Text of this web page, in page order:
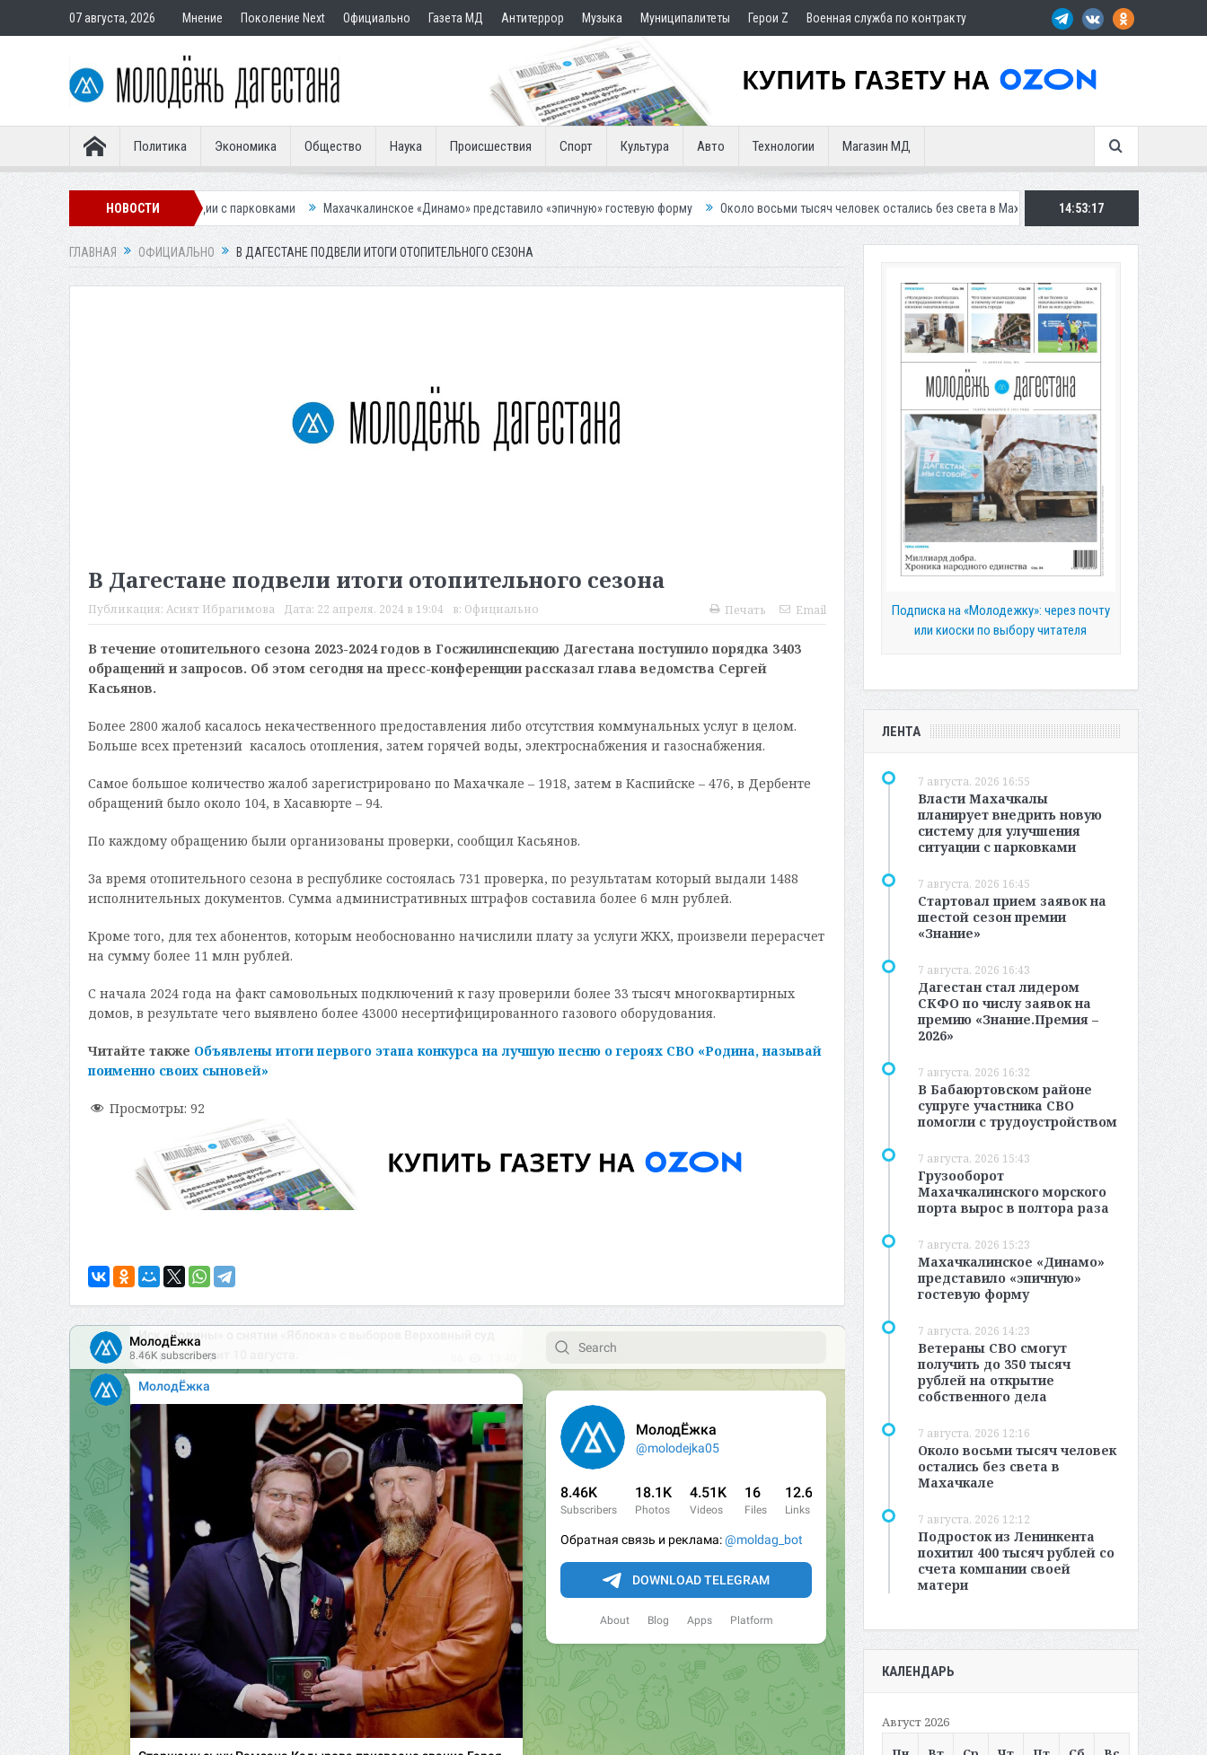
07 августа, 2026 Мнение Поколение Next Официально Газета МД Антитеррор Музыка Муниципалитеты Герои Z Военная служба по контракту
Политика Экономика Общество Наука Происшествия Спорт Культура Авто Технологии Магазин МД
НОВОСТИ
улучшения ситуации с парковками Махачкалинское «Динамо» представило «эпичную» гостевую форму Около восьми тысяч человек остались без света в Махачкале В Дербенте застройщик осужден за
14:53:18
ГЛАВНАЯ ОФИЦИАЛЬНО В ДАГЕСТАНЕ ПОДВЕЛИ ИТОГИ ОТОПИТЕЛЬНОГО СЕЗОНА
В Дагестане подвели итоги отопительного сезона
Публикация: Асият Ибрагимова Дата: 22 апреля, 2024 в 19:04 в: Официально Печать Email
В течение отопительного сезона 2023-2024 годов в Госжилинспекцию Дагестана поступило порядка 3403
обращений и запросов. Об этом сегодня на пресс-конференции рассказал глава ведомства Сергей
Касьянов.
Более 2800 жалоб касалось некачественного предоставления либо отсутствия коммунальных услуг в целом.
Больше всех претензий касалось отопления, затем горячей воды, электроснабжения и газоснабжения.
Самое большое количество жалоб зарегистрировано по Махачкале – 1918, затем в Каспийске – 476, в Дербенте
обращений было около 104, в Хасавюрте – 94.
По каждому обращению были организованы проверки, сообщил Касьянов.
За время отопительного сезона в республике состоялась 731 проверка, по результатам который выдали 1488
исполнительных документов. Сумма административных штрафов составила более 6 млн рублей.
Кроме того, для тех абонентов, которым необоснованно начислили плату за услуги ЖКХ, произвели перерасчет
на сумму более 11 млн рублей.
С начала 2024 года на факт самовольных подключений к газу проверили более 33 тысяч многоквартирных
домов, в результате чего выявлено более 43000 несертифицированного газового оборудования.
Читайте также Объявлены итоги первого этапа конкурса на лучшую песню о героях СВО «Родина, называй
поименно своих сыновей»
Просмотры: 92
Подписка на «Молодежку»: через почту
или киоски по выбору читателя
ЛЕНТА
7 августа, 2026 16:55
Власти Махачкалы
планирует внедрить новую
систему для улучшения
ситуации с парковками
7 августа, 2026 16:45
Стартовал прием заявок на
шестой сезон премии
«Знание»
7 августа, 2026 16:43
Дагестан стал лидером
СКФО по числу заявок на
премию «Знание.Премия –
2026»
7 августа, 2026 16:32
В Бабаюртовском районе
супруге участника СВО
помогли с трудоустройством
7 августа, 2026 15:43
Грузооборот
Махачкалинского морского
порта вырос в полтора раза
7 августа, 2026 15:23
Махачкалинское «Динамо»
представило «эпичную»
гостевую форму
7 августа, 2026 14:23
Ветераны СВО смогут
получить до 350 тысяч
рублей на открытие
собственного дела
7 августа, 2026 12:16
Около восьми тысяч человек
остались без света в
Махачкале
7 августа, 2026 12:12
Подросток из Ленинкента
похитил 400 тысяч рублей со
счета компании своей
матери
КАЛЕНДАРЬ
Август 2026